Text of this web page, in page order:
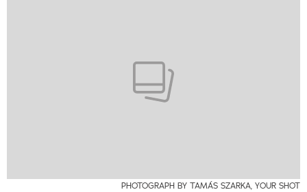
PHOTOGRAPH BY TAMÁS SZARKA, YOUR SHOT